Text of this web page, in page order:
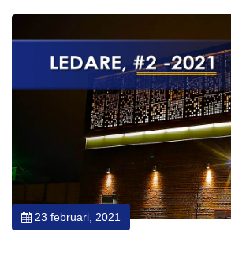
23 februari, 2021